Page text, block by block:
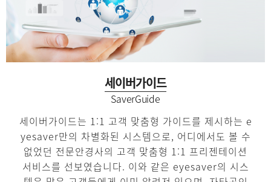
세이버가이드
SaverGuide
세이버가이드는 1:1 고객 맞춤형 가이드를 제시하는 e
yesaver만의 차별화된 시스템으로, 어디에서도 볼 수
없었던 전문안경사의 고객 맞춤형 1:1 프리젠테이션
서비스를 선보였습니다. 이와 같은 eyesaver의 시스